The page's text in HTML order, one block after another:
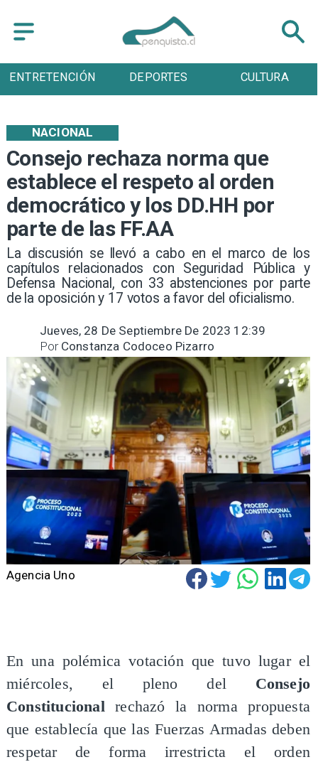
DEPORTES CULTURA TURISMO
Consejo rechaza norma que
establece el respeto al orden
democrático y los DD.HH por
parte de las FF.AA
​La discusión se llevó a cabo en el marco de los
capítulos relacionados con Seguridad Pública y
Defensa Nacional, con 33 abstenciones por parte
de la oposición y 17 votos a favor del oficialismo.
NACIONAL
Jueves, 28 De Septiembre De 2023 12:39
Constanza Codoceo Pizarro
Por
Agencia Uno
En una polémica votación que tuvo lugar el
miércoles, el pleno del Consejo
Constitucionalrechazó la norma propuesta
que establecía que las Fuerzas Armadas deben
respetar de forma irrestricta el orden